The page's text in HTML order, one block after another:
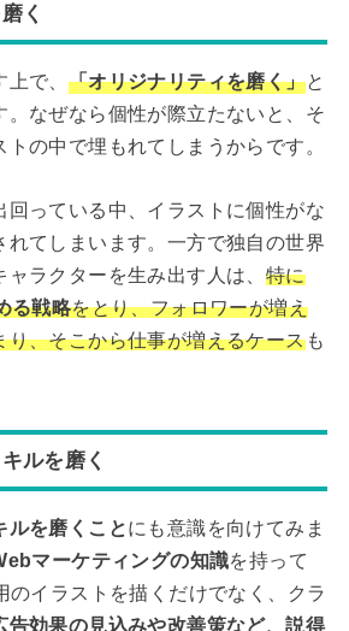
く
で、 「オリジナリティを磨く」と
。なぜなら個性が際立たないと、そ
の中で埋もれてしまうからです。
回っている中、イラストに個性がな
れてしまいます。一方で独自の世界
ラクターを生み出す人は、 特に
る戦略をとり、フォロワーが増え
り、そこから仕事が増えるケースも
ルを磨く
ルを磨くことにも意識を向けてみま
マーケティングの知識を持って
のイラストを描くだけでなく、クラ
告効果の見込みや改善策など、説得